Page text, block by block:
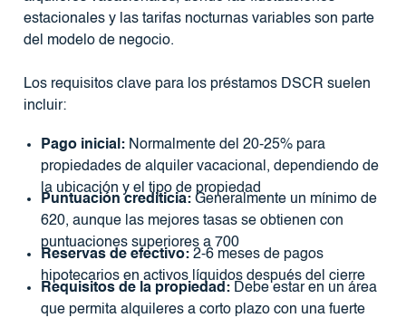
estacionales y las tarifas nocturnas variables son parte
del modelo de negocio.
Los requisitos clave para los préstamos DSCR suelen
incluir:
Pago inicial:Normalmente del 20-25% para
propiedades de alquiler vacacional, dependiendo de
la ubicación y el tipo de propiedad
Puntuación crediticia:Generalmente un mínimo de
620, aunque las mejores tasas se obtienen con
puntuaciones superiores a 700
Reservas de efectivo:2-6 meses de pagos
hipotecarios en activos líquidos después del cierre
Requisitos de la propiedad:Debe estar en un área
que permita alquileres a corto plazo con una fuerte